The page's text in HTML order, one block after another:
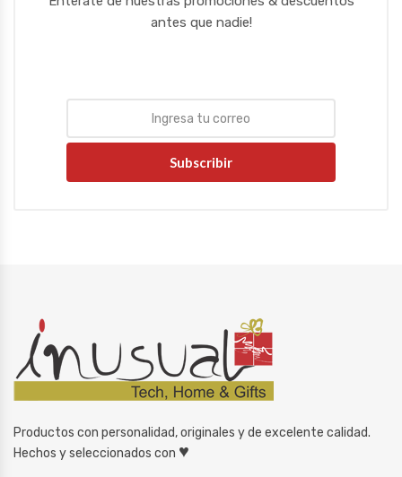
antes que nadie!
Subscribir
Productos con personalidad, originales y de excelente calidad.
Hechos y seleccionados con ♥